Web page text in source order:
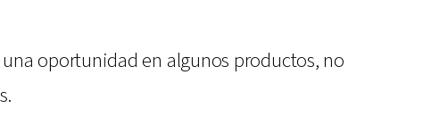
oportunidad en algunos productos, no